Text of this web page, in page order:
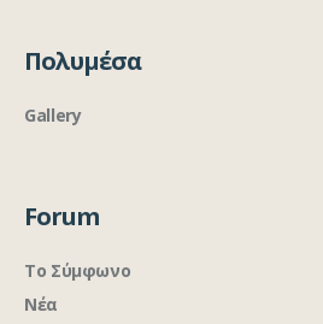
Πολυμέσα
Gallery
Forum
Το Σύμφωνο
Νέα